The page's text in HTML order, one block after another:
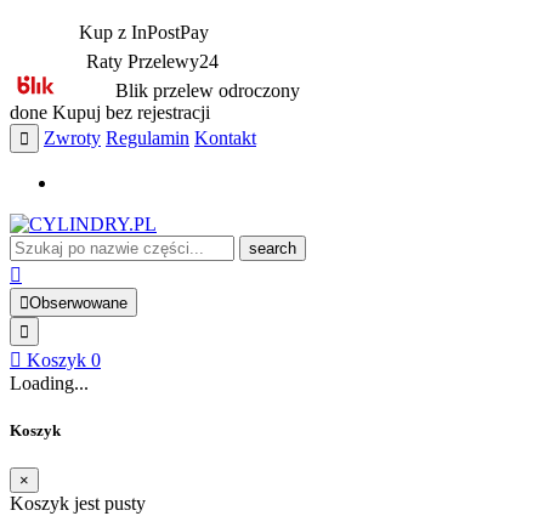
Kup z InPostPay
Raty Przelewy24
Blik przelew odroczony
done Kupuj bez rejestracji
Zwroty Regulamin Kontakt
search
Obserwowane
Koszyk 0
Loading...
Koszyk
×
Koszyk jest pusty